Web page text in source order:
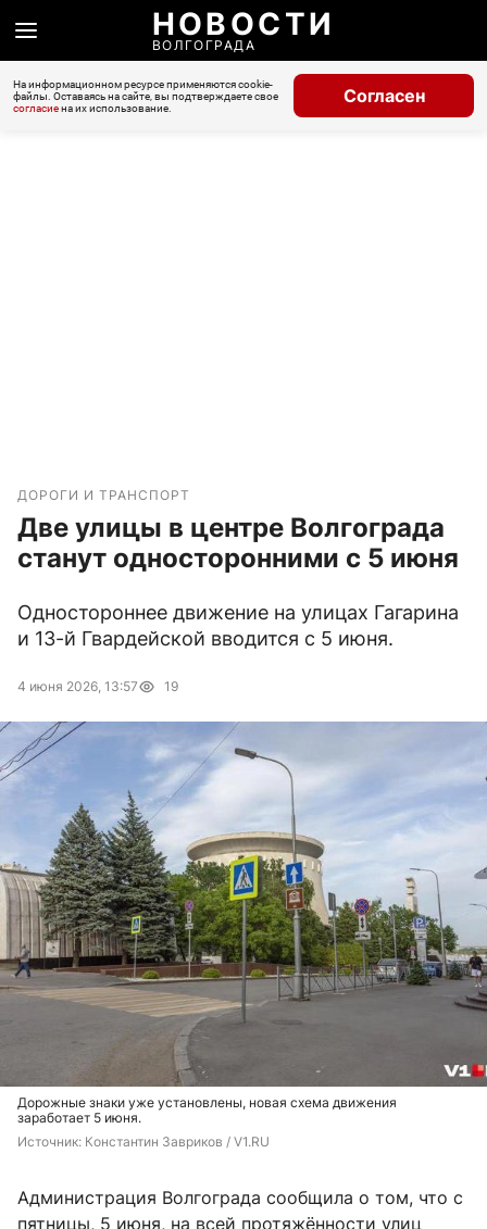
НОВОСТИ
ВОЛГОГРАДА
На информационном ресурсе применяются cookie-
файлы. Оставаясь на сайте, вы подтверждаете свое
согласиена их использование.
Согласен
ДОРОГИ И ТРАНСПОРТ
Две улицы в центре Волгограда
станут односторонними с 5 июня
Одностороннее движение на улицах Гагарина
и 13-й Гвардейской вводится с 5 июня.
4 июня 2026, 13:57 19
Дорожные знаки уже установлены, новая схема движения
заработает 5 июня.
Источник: Константин Завриков / V1.RU
Администрация Волгограда сообщила о том, что с
пятницы, 5 июня, на всей протяжённости улиц